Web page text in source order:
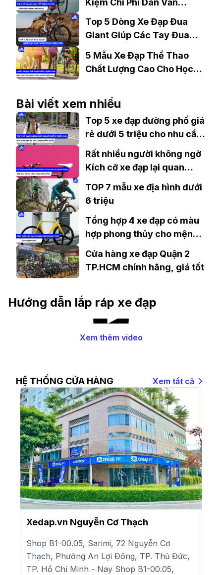
Phòng Nên Mua?
Top 5 Dòng Xe Đạp Đua
Giant Giúp Các Tay Đua
Chinh Phục Đỉnh Cao
5 Mẫu Xe Đạp Thể Thao
Chất Lượng Cao Cho Học
Bài viết xem nhiều
Top 5 xe đạp đường phố giá
rẻ dưới 5 triệu cho nhu cầu
đạp xe tập luyện hàng ngày
Rất nhiều người không ngờ
Kích cỡ xe đạp lại quan
trọng đến như vậy và cách
chọn kích cỡ xe
TOP 7 mẫu xe địa hình dưới
6 triệu
Tổng hợp 4 xe đạp có màu
hợp phong thủy cho mệnh
Cửa hàng xe đạp Quận 2
TP.HCM chính hãng, giá tốt
Hướng dẫn lắp ráp xe đạp
Xem thêm video
HỆ THỐNG CỬA HÀNG Xem tất cả
Xedap.vn Nguyễn Cơ Thạch
Shop B1-00.05, Sarimi, 72 Nguyễn Cơ
Thạch, Phường An Lợi Đông, TP. Thủ Đức,
TP. Hồ Chí Minh - Nay Shop B1-00.05,